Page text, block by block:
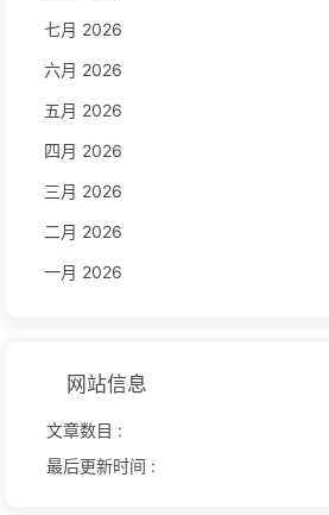
七月 2026
六月 2026
五月 2026
四月 2026
三月 2026
二月 2026
一月 2026
网站信息
文章数目 :
最后更新时间 :